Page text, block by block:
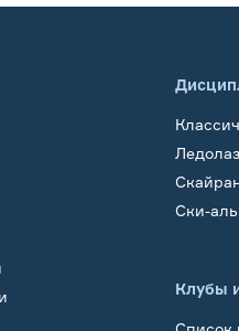
Ски-
Клубы